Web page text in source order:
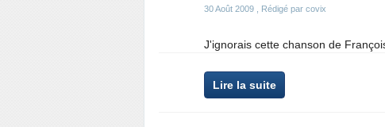
30 Août 2009 , Rédigé par covix
J'ignorais cette chanson de
Lire la suite